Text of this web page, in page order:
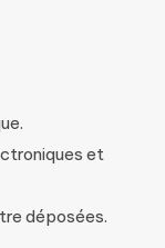
et
déposées.